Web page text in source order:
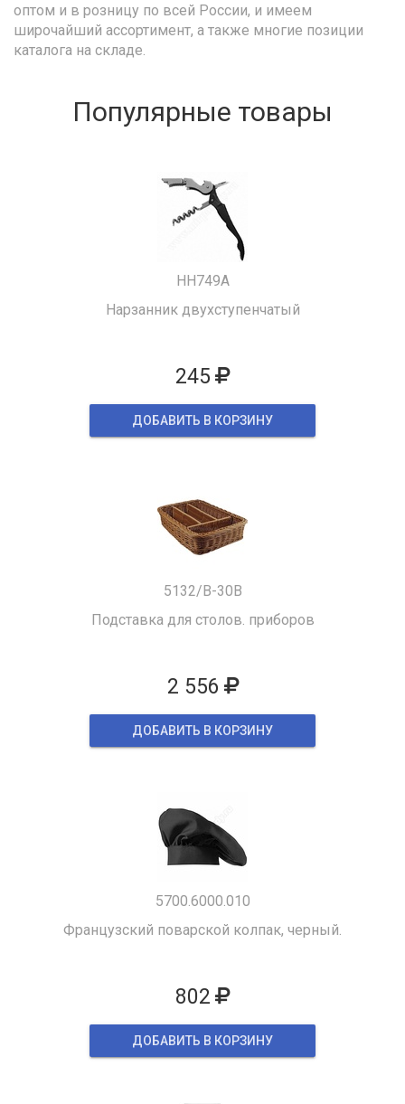
оптом и в розницу по всей России, и имеем
широчайший ассортимент, а также многие позиции
каталога на складе.
Популярные товары
HH749A
Нарзанник двухступенчатый
245
ДОБАВИТЬ В КОРЗИНУ
5132/B-30B
Подставка для столов. приборов
2 556
ДОБАВИТЬ В КОРЗИНУ
5700.6000.010
Французский поварской колпак, черный.
802
ДОБАВИТЬ В КОРЗИНУ